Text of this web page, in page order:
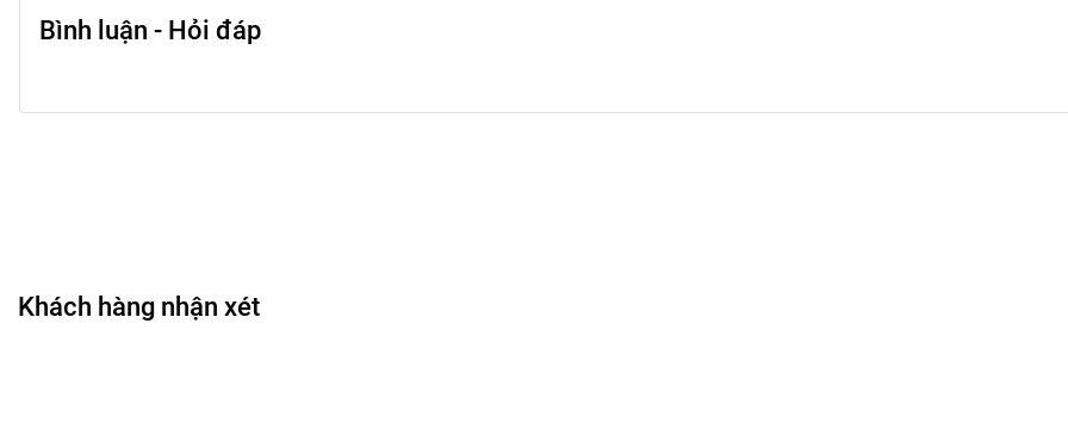
Bình luận - Hỏi đáp
Khách hàng nhận xét